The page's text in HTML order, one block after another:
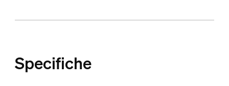
Specifiche